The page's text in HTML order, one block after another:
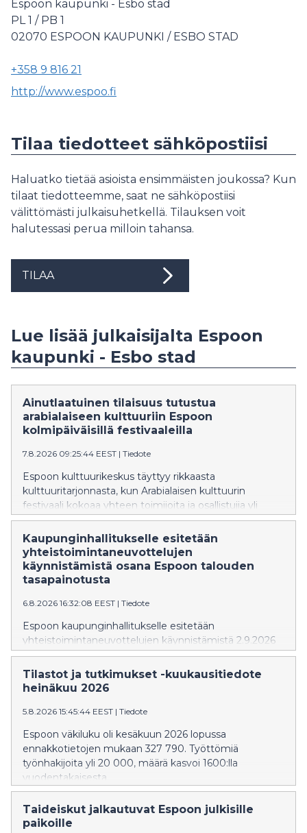
Espoon kaupunki - Esbo stad
PL 1 / PB 1
02070 ESPOON KAUPUNKI / ESBO STAD
+358 9 816 21
http://www.espoo.fi
Tilaa tiedotteet sähköpostiisi
Haluatko tietää asioista ensimmäisten joukossa? Kun
tilaat tiedotteemme, saat ne sähköpostiisi
välittömästi julkaisuhetkellä. Tilauksen voit
halutessasi perua milloin tahansa.
TILAA
Lue lisää julkaisijalta Espoon
kaupunki - Esbo stad
Ainutlaatuinen tilaisuus tutustua
arabialaiseen kulttuuriin Espoon
kolmipäiväisillä festivaaleilla
7.8.2026 09:25:44 EEST | Tiedote
Espoon kulttuurikeskus täyttyy rikkaasta
kulttuuritarjonnasta, kun Arabialaisen kulttuurin
festivaali kokoaa yhteen toimijoita ja osallistujia yli
kulttuurirajojen 20.–22. elokuuta 2026 Tapiolassa.
Ohjelmassa on musiikkia, tanssia, taidetta, kirjallisuutta,
työpajoja, lastenohjelmaa sekä eri maiden
kulttuuriperinteitä esitteleviä sisältöjä.
Kaupunginhallitukselle esitetään
yhteistoimintaneuvottelujen
käynnistämistä osana Espoon talouden
tasapainotusta
6.8.2026 16:32:08 EEST | Tiedote
Espoon kaupunginhallitukselle esitetään
yhteistoimintaneuvottelujen käynnistämistä 2.9.2026
alkaen. Neuvottelut koskisivat kaupungin koko
henkilöstöä, ja niiden tavoitteena on enintään 10
miljoonan euron vuosittainen säästö
kokouksessaan 10.8.2026.
Tilastot ja tutkimukset -kuukausitiedote
heinäkuu 2026
5.8.2026 15:45:44 EEST | Tiedote
Espoon väkiluku oli kesäkuun 2026 lopussa
ennakkotietojen mukaan 327 790. Työttömiä
työnhakijoita yli 20 000, määrä kasvoi 1600:lla
vuodentakaisesta.
Taideiskut jalkautuvat Espoon julkisille
paikoille